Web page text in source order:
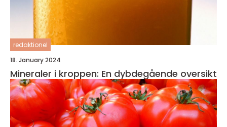
redaktionel
18. January 2024
Mineraler i kroppen: En dybdegående oversikt